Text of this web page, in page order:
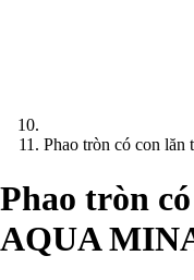
Phao tròn có con
Phao tròn
AQUA